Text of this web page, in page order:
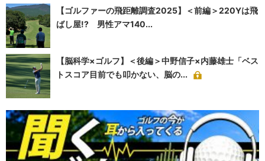
【ゴルファーの飛距離調査2025】＜前編＞220Yは飛
ばし屋!? 男性アマ140...
【脳科学×ゴルフ】＜後編＞中野信子×内藤雄士「ベス
トスコア目前でも叩かない、脳の...